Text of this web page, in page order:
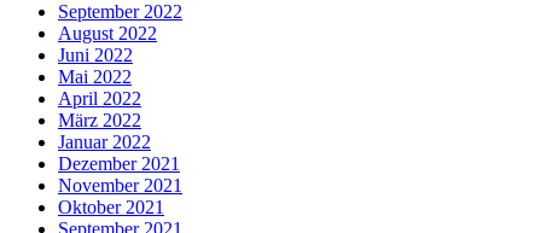
September 2022
August 2022
Juni 2022
Mai 2022
April 2022
März 2022
Januar 2022
Dezember 2021
November 2021
Oktober 2021
September 2021